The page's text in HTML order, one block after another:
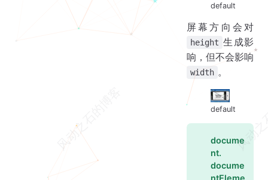
default
屏幕方向会对
height 生成影
响，但不会影响
width 。
default
docume
nt.
docume